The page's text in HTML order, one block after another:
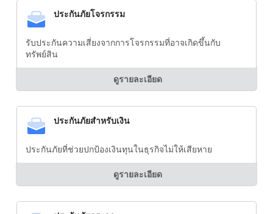
ประกันภัยโจรกรรม
รับประกันความเสี่ยงจากการโจรกรรมที่อาจเกิดขึ้นกับ
ทรัพย์สิน
ดูรายละเอียด
ประกันภัยสำหรับเงิน
ประกันภัยที่ช่วยปกป้องเงินทุนในธุรกิจไม่ให้เสียหาย
ดูรายละเอียด